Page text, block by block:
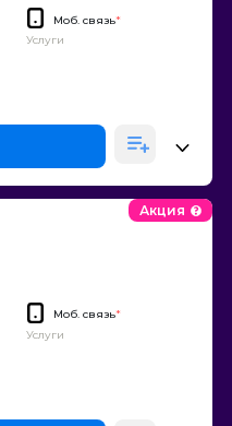
Моб. связь*
Услуги
Акция
Моб. связь*
Услуги